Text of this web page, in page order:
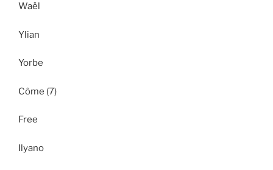
Waël
Ylian
Yorbe
Côme (7)
Free
Ilyano